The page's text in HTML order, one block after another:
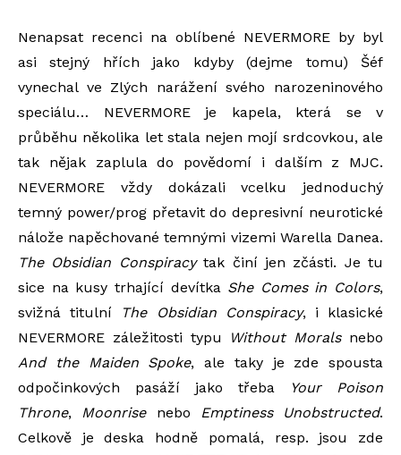
Nenapsat recenci na oblíbené NEVERMORE by byl
asi stejný hřích jako kdyby (dejme tomu) Šéf
vynechal ve Zlých narážení svého narozeninového
speciálu… NEVERMORE je kapela, která se v
průběhu několika let stala nejen mojí srdcovkou, ale
tak nějak zaplula do povědomí i dalším z MJC.
NEVERMORE vždy dokázali vcelku jednoduchý
temný power/prog přetavit do depresivní neurotické
nálože napěchované temnými vizemi Warella Danea.
The Obsidian Conspiracytak činí jen zčásti. Je tu
sice na kusy trhající devítka She Comes in Colors,
svižná titulní
The Obsidian Conspiracy, i klasické
NEVERMORE záležitosti typu
Without Moralsnebo
And the Maiden Spoke, ale taky je zde spousta
odpočinkových pasáží jako třeba
Your Poison
Throne, Moonrisenebo Emptiness Unobstructed.
Celkově je deska hodně pomalá, resp. jsou zde